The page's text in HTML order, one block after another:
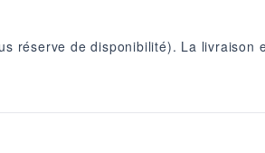
réserve de disponibilité). La livraison